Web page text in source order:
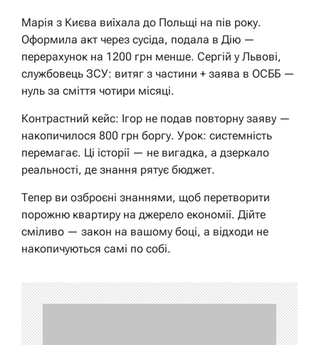
Марія з Києва виїхала до Польщі на пів року.
Оформила акт через сусіда, подала в Дію —
перерахунок на 1200 грн менше. Сергій у Львові,
службовець ЗСУ: витяг з частини + заява в ОСББ —
нуль за сміття чотири місяці.
Контрастний кейс: Ігор не подав повторну заяву —
накопичилося 800 грн боргу. Урок: системність
перемагає. Ці історії — не вигадка, а дзеркало
реальності, де знання рятує бюджет.
Тепер ви озброєні знаннями, щоб перетворити
порожню квартиру на джерело економії. Дійте
сміливо — закон на вашому боці, а відходи не
накопичуються самі по собі.